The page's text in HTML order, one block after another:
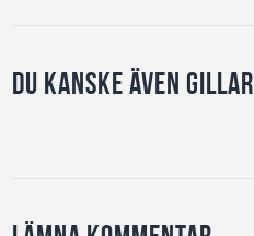
Du kanske även gillar